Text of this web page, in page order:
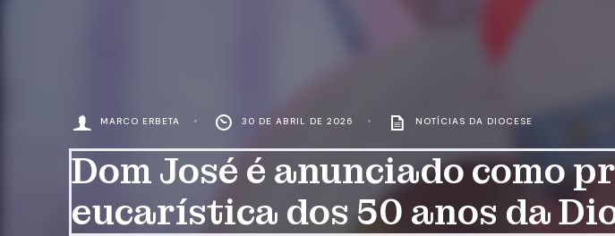
MARCO ERBETA • 30 DE ABRIL DE 2026 • NOTÍCIAS DA DIOCESE
Dom José é anunciado como
eucarística dos 50 anos da